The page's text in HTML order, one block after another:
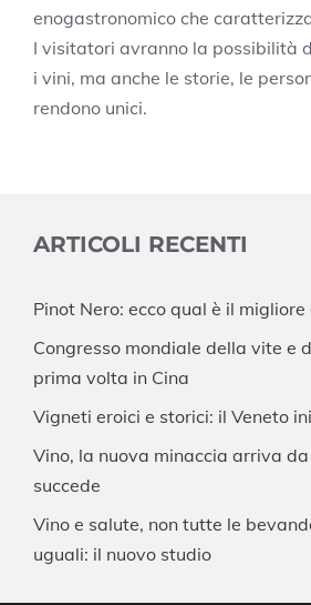
enogastronomico che
I visitatori avranno la possibilità
i vini, ma anche le storie, le
rendono unici.
ARTICOLI RECENTI
Pinot Nero: ecco qual è il migliore
Congresso mondiale della vite e
prima volta in Cina
Vigneti eroici e storici: il Veneto
Vino, la nuova minaccia arriva
succede
Vino e salute, non tutte le
uguali: il nuovo studio